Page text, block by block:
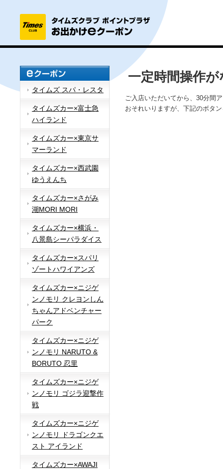
タイムズ スパ・レスタ
タイムズカー×富士急
ハイランド
タイムズカー×東京サ
マーランド
タイムズカー×西武園
ゆうえんち
タイムズカー×さがみ
湖MORI MORI
タイムズカー×横浜・
八景島シーパラダイス
タイムズカー×スパリ
ゾートハワイアンズ
タイムズカー×ニジゲ
ンノモリ クレヨンしん
ちゃんアドベンチャー
パーク
タイムズカー×ニジゲ
ンノモリ NARUTO &
BORUTO 忍里
タイムズカー×ニジゲ
ンノモリ ゴジラ迎撃作
戦
タイムズカー×ニジゲ
ンノモリ ドラゴンクエ
スト アイランド
タイムズカー×AWAJI
一定時間操作
ご入店いただいてから、30分間
おそれいりますが、下記のボタ